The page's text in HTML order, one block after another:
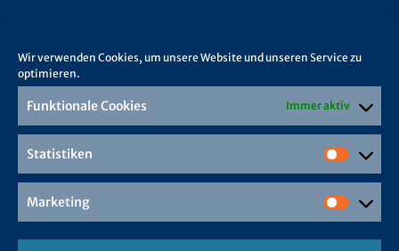
Wir verwenden Cookies, um unsere Website und unseren Service zu
optimieren.
Funktionale Cookies Immer aktiv
Statistiken
Marketing